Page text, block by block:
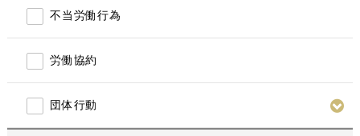
不当労働行為
労働協約
団体行動